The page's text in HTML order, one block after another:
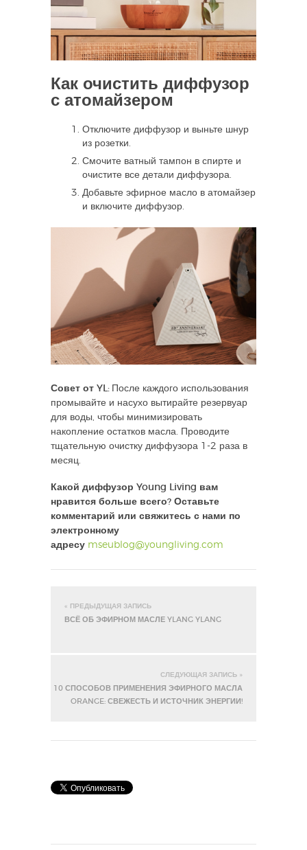
Как очистить диффузор
с атомайзером
Отключите диффузор и выньте шнур
из розетки.
Смочите ватный тампон в спирте и
очистите все детали диффузора.
Добавьте эфирное масло в атомайзер
и включите диффузор.
Совет от YL: После каждого использования
промывайте и насухо вытирайте резервуар
для воды, чтобы минимизировать
накопление остатков масла. Проводите
тщательную очистку диффузора 1-2 раза в
месяц.
Какой диффузор Young Living вам
нравится больше всего? Оставьте
комментарий или свяжитесь с нами по
электронному
адресу mseublog@youngliving.com
« ПРЕДЫДУЩАЯ ЗАПИСЬ
ВСЁ ОБ ЭФИРНОМ МАСЛЕ YLANG YLANG
СЛЕДУЮЩАЯ ЗАПИСЬ »
10 СПОСОБОВ ПРИМЕНЕНИЯ ЭФИРНОГО МАСЛА
ORANGE: СВЕЖЕСТЬ И ИСТОЧНИК ЭНЕРГИИ!